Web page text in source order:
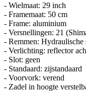
- Wielmaat: 29 inch
- Framemaat: 50 cm
- Frame: aluminium
- Versnellingen: 21
- Remmen: Hydraulische
- Verlichting: reflector
- Slot: geen
- Standaard: zijstandaard
- Voorvork: verend
- Zadel in hoogte